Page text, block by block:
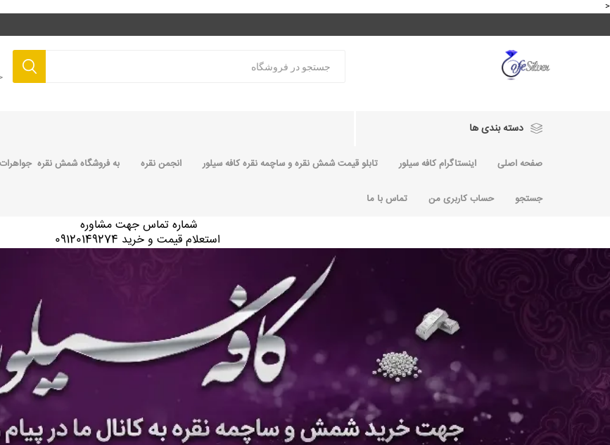
<
دسته بندی ها
صفحه اصلی اینستاگرام کافه سیلور تابلو قیمت شمش نقره و ساچمه نقره کافه سیلور انجمن نقره به فروشگاه شمش نقره
جستجو حساب کاربری من تماس با ما
شماره تماس جهت مشاوره
استعلام قیمت و خرید 09120149274